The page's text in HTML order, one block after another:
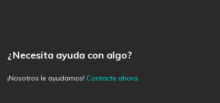
¿Necesita ayuda con algo?
¡Nosotros le ayudamos! Contacte ahora